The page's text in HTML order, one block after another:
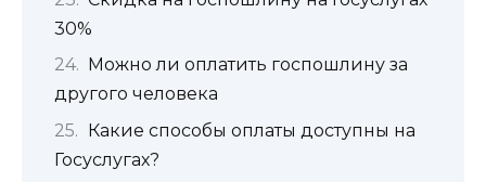
30%
Можно ли оплатить госпошлину за
другого человека
Какие способы оплаты доступны на
Госуслугах?